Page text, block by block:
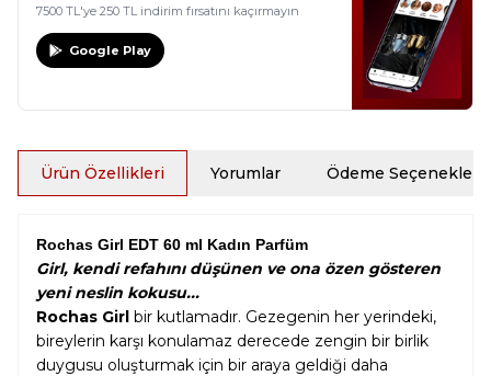
7500 TL'ye 250 TL indirim fırsatını kaçırmayın
Google Play
Ürün Özellikleri Yorumlar Ödeme Seçenekleri
Rochas Girl EDT 60 ml Kadın Parfüm
Girl, kendi refahını düşünen ve ona özen gösteren
yeni neslin kokusu...
Rochas Girl bir kutlamadır. Gezegenin her yerindeki,
bireylerin karşı konulamaz derecede zengin bir birlik
duygusu oluşturmak için bir araya geldiği daha